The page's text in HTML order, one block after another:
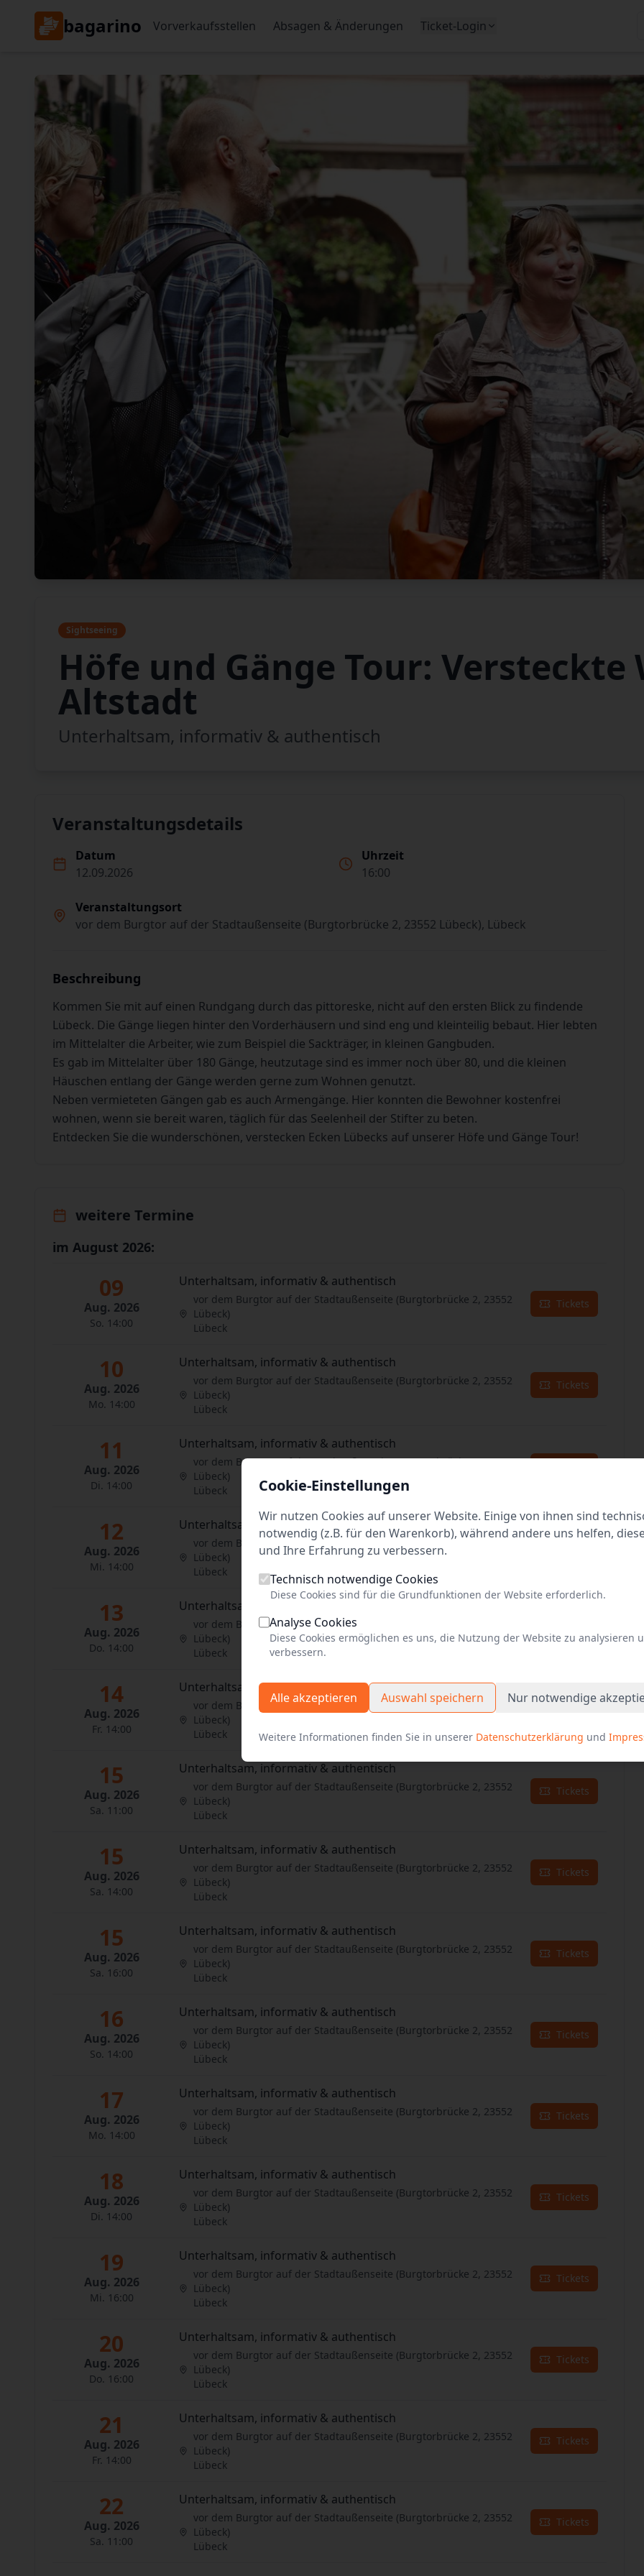
bagarino Vorverkaufsstellen Absagen & Änderungen Ticket-Login
Sightseeing
Höfe und Gänge Tour: Versteckte
Altstadt
Unterhaltsam, informativ & authentisch
Veranstaltungsdetails
Datum
12.09.2026
Uhrzeit
16:00
Veranstaltungsort
vor dem Burgtor auf der Stadtaußenseite (Burgtorbrücke 2, 23552 Lübeck), Lübeck
Beschreibung
Kommen Sie mit auf einen Rundgang durch das pittoreske, nicht auf den ersten Blick zu findende
Lübeck. Die Gänge liegen hinter den Vorderhäusern und sind eng und kleinteilig bebaut. Hier lebten
im Mittelalter die Arbeiter, wie zum Beispiel die Sackträger, in kleinen Gangbuden.
Es gab im Mittelalter über 180 Gänge, heutzutage sind es immer noch über 80, und die kleinen
Häuschen entlang der Gänge werden gerne zum Wohnen genutzt.
Neben vermieteten Gängen gab es auch Armengänge. Hier konnten die Bewohner kostenfrei
wohnen, wenn sie bereit waren, täglich für das Seelenheil der Stifter zu beten.
Entdecken Sie die wunderschönen, verstecken Ecken Lübecks auf unserer Höfe und Gänge Tour!
weitere Termine
im August 2026:
09
Aug. 2026
So. 14:00
Unterhaltsam, informativ & authentisch
vor dem Burgtor auf der Stadtaußenseite (Burgtorbrücke 2, 23552
Lübeck)
Lübeck
Tickets
10
Aug. 2026
Mo. 14:00
Unterhaltsam, informativ & authentisch
vor dem Burgtor auf der Stadtaußenseite (Burgtorbrücke 2, 23552
Lübeck)
Lübeck
Tickets
11
Aug. 2026
Di. 14:00
Unterhaltsam, informativ & authentisch
vor dem Burgtor auf der Stadtaußenseite (Burgtorbrücke 2, 23552
Lübeck)
Lübeck
12
Aug. 2026
Mi. 14:00
Unterhaltsam, informativ & authentisch
vor dem Burgtor auf der Stadtaußenseite (Burgtorbrücke 2, 23552
Lübeck)
Lübeck
13
Aug. 2026
Do. 14:00
Unterhaltsam, informativ & authentisch
vor dem Burgtor auf der Stadtaußenseite (Burgtorbrücke 2, 23552
Lübeck)
Lübeck
14
Aug. 2026
Fr. 14:00
Unterhaltsam, informativ & authentisch
vor dem Burgtor auf der Stadtaußenseite (Burgtorbrücke 2, 23552
Lübeck)
Lübeck
Tickets
15
Aug. 2026
Sa. 11:00
Unterhaltsam, informativ & authentisch
vor dem Burgtor auf der Stadtaußenseite (Burgtorbrücke 2, 23552
Lübeck)
Lübeck
Tickets
15
Aug. 2026
Sa. 14:00
Unterhaltsam, informativ & authentisch
vor dem Burgtor auf der Stadtaußenseite (Burgtorbrücke 2, 23552
Lübeck)
Lübeck
Tickets
15
Aug. 2026
Sa. 16:00
Unterhaltsam, informativ & authentisch
vor dem Burgtor auf der Stadtaußenseite (Burgtorbrücke 2, 23552
Lübeck)
Lübeck
Tickets
16
Aug. 2026
So. 14:00
Unterhaltsam, informativ & authentisch
vor dem Burgtor auf der Stadtaußenseite (Burgtorbrücke 2, 23552
Lübeck)
Lübeck
Tickets
17
Aug. 2026
Mo. 14:00
Unterhaltsam, informativ & authentisch
vor dem Burgtor auf der Stadtaußenseite (Burgtorbrücke 2, 23552
Lübeck)
Lübeck
Tickets
18
Aug. 2026
Di. 14:00
Unterhaltsam, informativ & authentisch
vor dem Burgtor auf der Stadtaußenseite (Burgtorbrücke 2, 23552
Lübeck)
Lübeck
Tickets
19
Aug. 2026
Mi. 16:00
Unterhaltsam, informativ & authentisch
vor dem Burgtor auf der Stadtaußenseite (Burgtorbrücke 2, 23552
Lübeck)
Lübeck
Tickets
20
Aug. 2026
Do. 16:00
Unterhaltsam, informativ & authentisch
vor dem Burgtor auf der Stadtaußenseite (Burgtorbrücke 2, 23552
Lübeck)
Lübeck
Tickets
21
Aug. 2026
Fr. 14:00
Unterhaltsam, informativ & authentisch
vor dem Burgtor auf der Stadtaußenseite (Burgtorbrücke 2, 23552
Lübeck)
Lübeck
Tickets
22
Aug. 2026
Sa. 11:00
Unterhaltsam, informativ & authentisch
vor dem Burgtor auf der Stadtaußenseite (Burgtorbrücke 2, 23552
Lübeck)
Lübeck
Tickets
Cookie-Einstellungen
Wir nutzen Cookies auf unserer Website. Einige von ihnen sind
notwendig (z.B. für den Warenkorb), während andere uns helfen,
und Ihre Erfahrung zu verbessern.
Technisch notwendige Cookies
Diese Cookies sind für die Grundfunktionen der Website erforderlich.
Analyse Cookies
Diese Cookies ermöglichen es uns, die Nutzung der Website zu analysieren
verbessern.
Alle akzeptieren Auswahl speichern Nur notwendige
Weitere Informationen finden Sie in unserer Datenschutzerklärung und